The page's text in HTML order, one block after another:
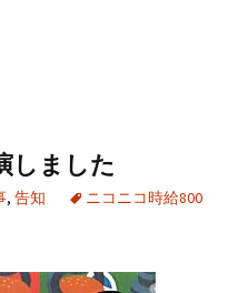
しました
, 告知
ニコニコ時給800